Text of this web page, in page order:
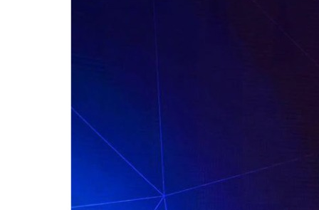
للحصول على البريد الالكترونى للطالب
التدريب الميداني
نادى الطلاب المتفوقين
الدراسات العليا والبحوث والعلاقات الثقافية
عن قطاع الدراسات العليا والبحوث